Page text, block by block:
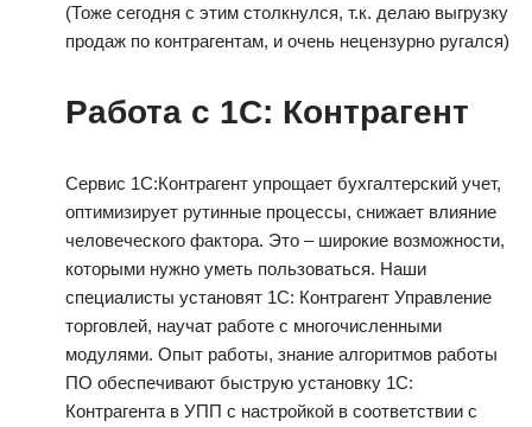
(Тоже сегодня с этим столкнулся, т.к. делаю выгрузку
продаж по контрагентам, и очень нецензурно ругался)
Работа с 1С: Контрагент
Сервис 1С:Контрагент упрощает бухгалтерский учет,
оптимизирует рутинные процессы, снижает влияние
человеческого фактора. Это – широкие возможности,
которыми нужно уметь пользоваться. Наши
специалисты установят 1С: Контрагент Управление
торговлей, научат работе с многочисленными
модулями. Опыт работы, знание алгоритмов работы
ПО обеспечивают быструю установку 1С:
Контрагента в УПП с настройкой в соответствии с